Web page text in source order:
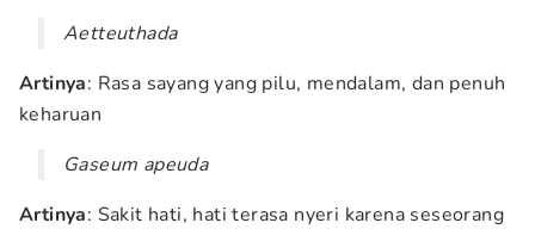
Aetteuthada
Artinya: Rasa sayang yang pilu, mendalam, dan penuh
keharuan
Gaseum apeuda
Artinya: Sakit hati, hati terasa nyeri karena seseorang